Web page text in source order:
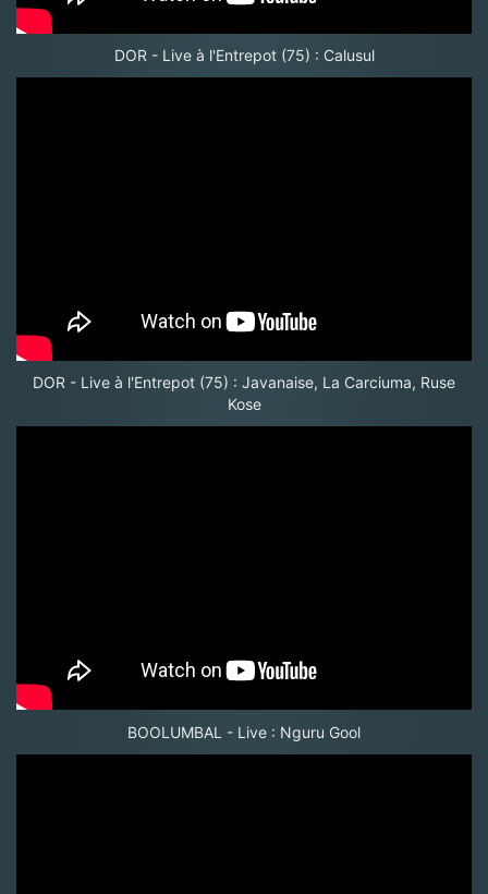
DOR - Live à l'Entrepot (75) : Calusul
DOR - Live à l'Entrepot (75) : Javanaise, La Carciuma, Ruse
Kose
BOOLUMBAL - Live : Nguru Gool